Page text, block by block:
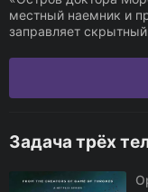
местный наемник и
заправляет
Задача трёх